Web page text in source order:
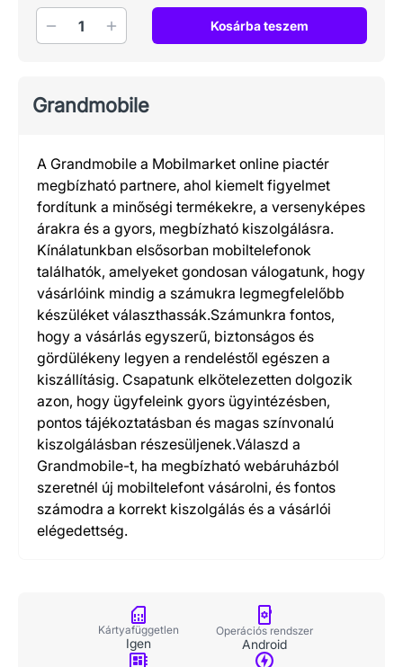
Mennyiség Kosárba teszem
Grandmobile
A Grandmobile a Mobilmarket online piactér
megbízható partnere, ahol kiemelt figyelmet
fordítunk a minőségi termékekre, a versenyképes
árakra és a gyors, megbízható kiszolgálásra.
Kínálatunkban elsősorban mobiltelefonok
találhatók, amelyeket gondosan válogatunk, hogy
vásárlóink mindig a számukra legmegfelelőbb
készüléket választhassák.Számunkra fontos,
hogy a vásárlás egyszerű, biztonságos és
gördülékeny legyen a rendeléstől egészen a
kiszállításig. Csapatunk elkötelezetten dolgozik
azon, hogy ügyfeleink gyors ügyintézésben,
pontos tájékoztatásban és magas színvonalú
kiszolgálásban részesüljenek.Válaszd a
Grandmobile-t, ha megbízható webáruházból
szeretnél új mobiltelefont vásárolni, és fontos
számodra a korrekt kiszolgálás és a vásárlói
elégedettség.
Kártyafüggetlen
Igen
Operációs rendszer
Android